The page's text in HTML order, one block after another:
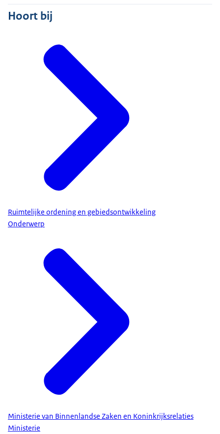
Hoort bij
Ruimtelijke ordening en gebiedsontwikkeling
Onderwerp
Ministerie van Binnenlandse Zaken en Koninkrijksrelaties
Ministerie